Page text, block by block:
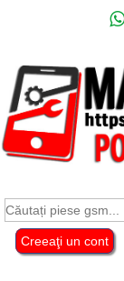
Creeaţi un cont